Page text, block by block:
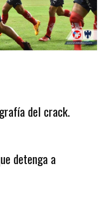
del crack.
detenga a